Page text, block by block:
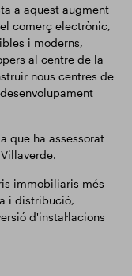
a aquest augment
comerç electrònic,
i moderns,
al centre de la
nous centres de
que ha assessorat
immobiliaris més
i distribució,
d'instal·lacions